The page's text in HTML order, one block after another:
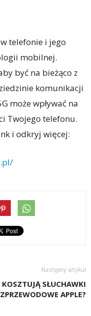
telefonie i jego
mobilnej.
być na bieżąco z
komunikacji
może wpływać na
Twojego telefonu.
i odkryj więcej:
Następny artykuł
KOSZTUJĄ SŁUCHAWKI
APPLE?